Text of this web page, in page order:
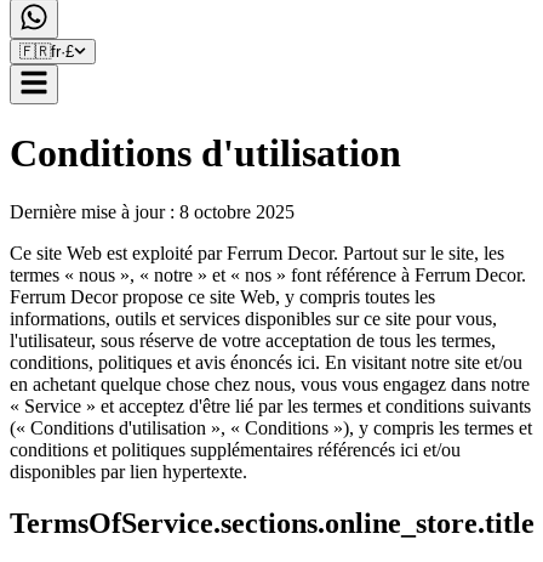
🇫🇷fr·£
Conditions d'utilisation
Dernière mise à jour : 8 octobre 2025
Ce site Web est exploité par Ferrum Decor. Partout sur le site, les
termes « nous », « notre » et « nos » font référence à Ferrum Decor.
Ferrum Decor propose ce site Web, y compris toutes les
informations, outils et services disponibles sur ce site pour vous,
l'utilisateur, sous réserve de votre acceptation de tous les termes,
conditions, politiques et avis énoncés ici. En visitant notre site et/ou
en achetant quelque chose chez nous, vous vous engagez dans notre
« Service » et acceptez d'être lié par les termes et conditions suivants
(« Conditions d'utilisation », « Conditions »), y compris les termes et
conditions et politiques supplémentaires référencés ici et/ou
disponibles par lien hypertexte.
TermsOfService.sections.online_store.title